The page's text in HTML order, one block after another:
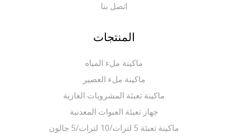
اتصل بنا
المنتجات
ماكينة ملء المياه
ماكينة ملء العصير
ماكينة تعبئة المشروبات الغازية
جهاز تعبئة العبوات المعدنية
ماكينة تعبئة 5 لترات/10 لترات/5 جالون